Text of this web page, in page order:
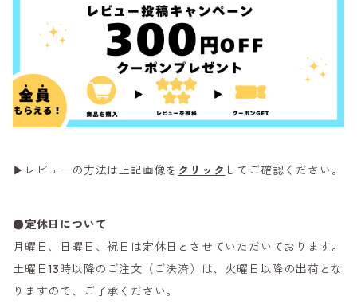
▶レビューの方法は上記画像を クリック してご確認ください。
●定休日について
月曜日、日曜日、祝日は定休日とさせていただいております。
土曜日13時以降のご注文（ご決済）は、火曜日以降の出荷とな
りますので、ご了承ください。